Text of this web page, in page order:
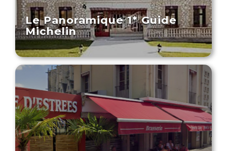
Le Panoramique 1* Guide
Michelin